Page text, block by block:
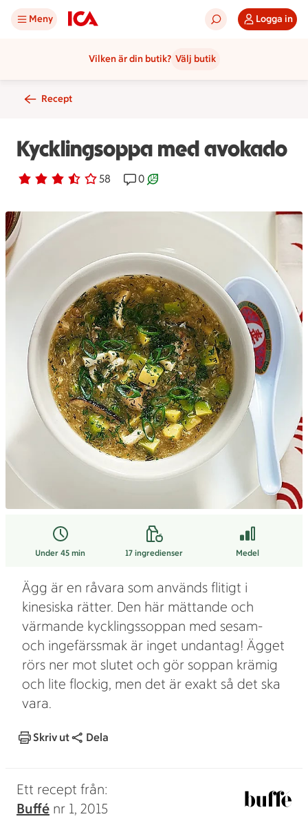
Meny Logga in
Vilken är din butik? Välj butik
Recept
Kycklingsoppa med avokado
Betyg 3.4 av 5. 58
58 personer har röstatReceptet har 0 kommentarer
0 Receptet är ett klimartsmart val.
Under 45 min 17 ingredienser Medel
Ägg är en råvara som används flitigt i
kinesiska rätter. Den här mättande och
värmande kycklingssoppan med sesam-
och ingefärssmak är inget undantag! Ägget
rörs ner mot slutet och gör soppan krämig
och lite flockig, men det är exakt så det ska
vara.
Skriv ut Dela
Ett recept från:
Buffé nr 1, 2015